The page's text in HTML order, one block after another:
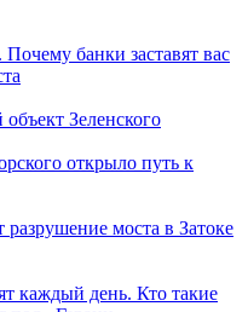
банки заставят вас
Зеленского
открыло путь к
моста в Затоке
каждый день. Кто такие